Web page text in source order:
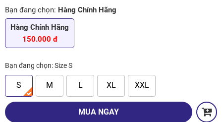
Bạn đang chọn: Hàng Chính Hãng
Hàng Chính Hãng
150.000 đ
Bạn đang chọn:Size S
S M L XL XXL
MUA NGAY